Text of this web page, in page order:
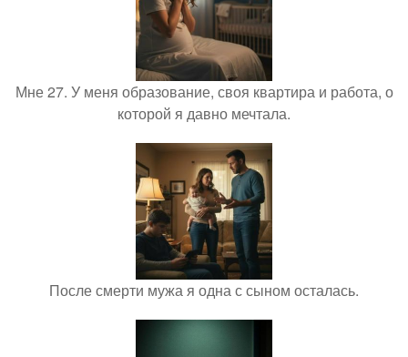
Мне 27. У меня образование, своя квартира и работа, о
которой я давно мечтала.
После смерти мужа я одна с сыном осталась.